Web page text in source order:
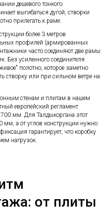
дешевого тонкого
выгибаться дугой, створки
прилегать к раме.
более 3 метров
профилей (армированных
часто соединяют две рамы
Без усиленного соединителя
полотно, которое заметно
створку или при сильном ветре на
стенам и плитам в нашем
европейский регламент
мм. Для Талдыкоргана этот
мм, а от углов конструкции нужно
гарантирует, что коробку
нагрузок.
от плиты